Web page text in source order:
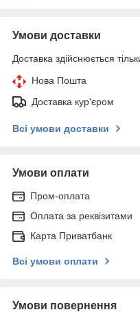
Умови доставки
Доставка здійснюється
Нова Пошта
Доставка кур'єром
Всі умови доставки
Умови оплати
Пром-оплата
Оплата за реквізитами
Карта Приватбанк
Всі умови оплати
Умови повернення